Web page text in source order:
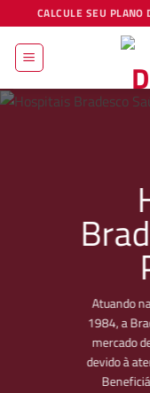
to
content
CALCULE SEU PLANO
Atuando
1984, a
mercado
devido à